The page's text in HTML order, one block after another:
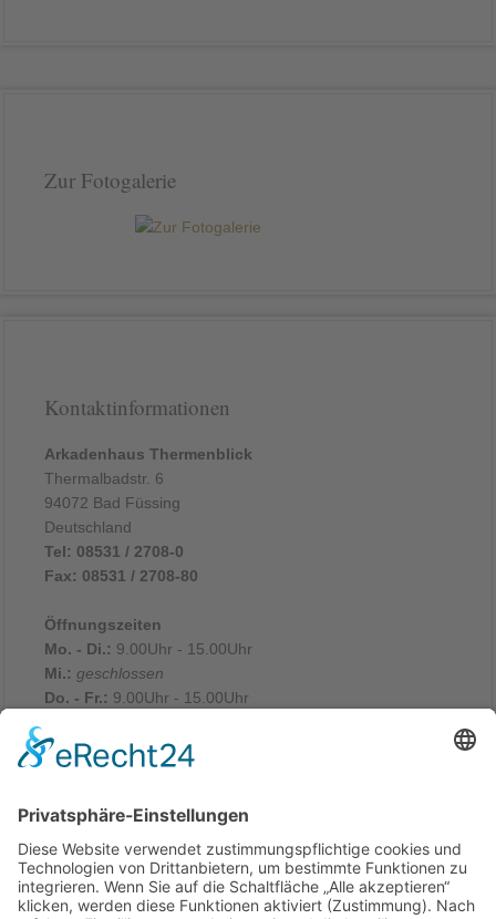
Zur Fotogalerie
Kontaktinformationen
Arkadenhaus Thermenblick
Thermalbadstr. 6
94072 Bad Füssing
Deutschland
Tel: 08531 / 2708-0
Fax: 08531 / 2708-80
Öffnungszeiten
Mo. - Di.: 9.00Uhr - 15.00Uhr
Mi.: geschlossen
Do. - Fr.: 9.00Uhr - 15.00Uhr
Rechtliches